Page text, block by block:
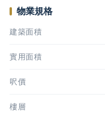
物業規格
建築面積
實用面積
呎價
樓層